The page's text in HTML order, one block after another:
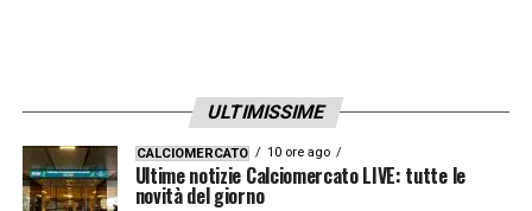
ULTIMISSIME
CALCIOMERCATO 10 ore ago
Ultime notizie Calciomercato LIVE: tutte le
novità del giorno